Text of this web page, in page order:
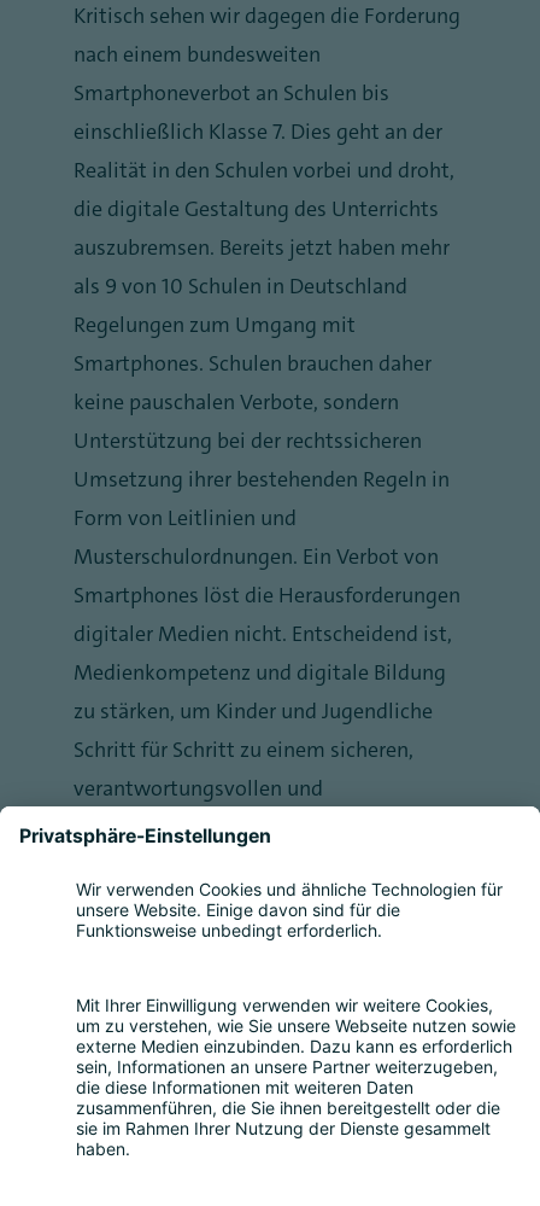
Kritisch sehen wir dagegen die Forderung
nach einem bundesweiten
Smartphoneverbot an Schulen bis
einschließlich Klasse 7. Dies geht an der
Realität in den Schulen vorbei und droht,
die digitale Gestaltung des Unterrichts
auszubremsen. Bereits jetzt haben mehr
als 9 von 10 Schulen in Deutschland
Regelungen zum Umgang mit
Smartphones. Schulen brauchen daher
keine pauschalen Verbote, sondern
Unterstützung bei der rechtssicheren
Umsetzung ihrer bestehenden Regeln in
Form von Leitlinien und
Musterschulordnungen. Ein Verbot von
Smartphones löst die Herausforderungen
digitaler Medien nicht. Entscheidend ist,
Medienkompetenz und digitale Bildung
zu stärken, um Kinder und Jugendliche
Schritt für Schritt zu einem sicheren,
verantwortungsvollen und
selbstbewussten Umgang mit digitalen
Share